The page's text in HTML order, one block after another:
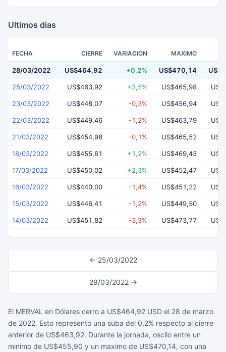
Ultimos dias
FECHA CIERRE VARIACION MAXIMO
28/03/2022 US$464,92 +0,2% US$470,14
25/03/2022 US$463,92 +3,5% US$465,98
23/03/2022 US$448,07 -0,3% US$456,94
22/03/2022 US$449,46 -1,2% US$463,79
21/03/2022 US$454,98 -0,1% US$465,52
18/03/2022 US$455,61 +1,2% US$469,43
17/03/2022 US$450,02 +2,3% US$452,47
16/03/2022 US$440,00 -1,4% US$451,22
15/03/2022 US$446,41 -1,2% US$449,50
14/03/2022 US$451,82 -3,3% US$473,77
← 25/03/2022
29/03/2022 →
El MERVAL en Dólares cerro a US$464,92 USD el 28 de marzo
de 2022. Esto represento una suba del 0,2% respecto al cierre
anterior de US$463,92. Durante la jornada, oscilo entre un
minimo de US$455,90 y un maximo de US$470,14, con una